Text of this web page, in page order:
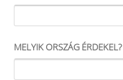
MELYIK ORSZÁG ÉRDEKEL?